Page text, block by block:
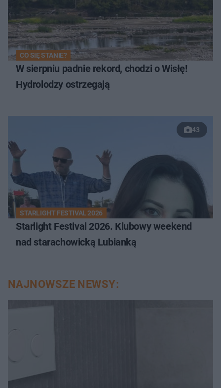
CO SIĘ STANIE?
W sierpniu padnie rekord, chodzi o Wisłę!
Hydrolodzy ostrzegają
43
STARLIGHT FESTIVAL 2026
Starlight Festival 2026. Klubowy weekend
nad starachowicką Lubianką
NAJNOWSZE NEWSY: